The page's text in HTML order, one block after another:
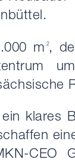
m 2,
klares
CEO